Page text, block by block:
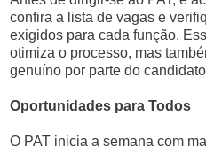
confira a lista de vagas e
exigidos para cada função.
otimiza o processo, mas
genuíno por parte do
Oportunidades para Todos
O PAT inicia a semana com